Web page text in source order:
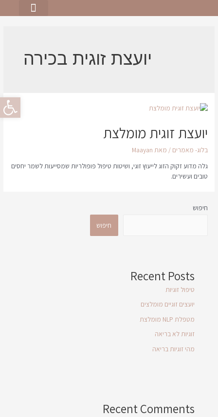
יועצת זוגית בכירה
יועצת זוגית מומלצת
בלוג- מאמרים / מאת Maayan
גלה מדוע זקוק הזוג לייעוץ זוגי, ושיטות טיפול פופולריות שמסייעות לשמר יחסים
טובים ועשירים.
חיפוש
חיפוש
Recent Posts
טיפול זוגיות
יועצים זוגיים מומלצים
מטפלת NLP מומלצת
זוגיות לא בריאה
מהי זוגיות בריאה
Recent Comments
פתח